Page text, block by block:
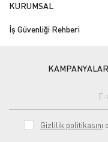
KURUMSAL
İş Güvenliği Rehberi
Gizlilik politikasını